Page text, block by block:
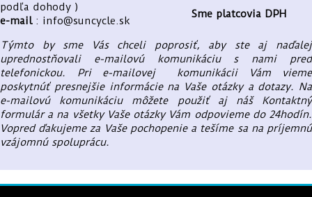
podľa dohody )
e-mail: info@suncycle.sk
Sme platcovia DPH
Týmto by sme Vás chceli poprosiť, aby ste aj naďalej
uprednostňovali e-mailovú komunikáciu s nami pred
telefonickou. Pri e-mailovej komunikácii Vám vieme
poskytnúť presnejšie informácie na Vaše otázky a dotazy. Na
e-mailovú komunikáciu môžete použiť aj náš Kontaktný
formulár a na všetky Vaše otázky Vám odpovieme do 24hodín.
Vopred ďakujeme za Vaše pochopenie a tešíme sa na príjemnú
vzájomnú spoluprácu.